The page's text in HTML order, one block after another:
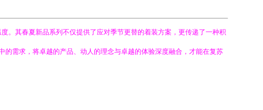
。其春夏新品系列不仅提供了应对季节更替的着装方案，更传递了一种积
需求，将卓越的产品、动人的理念与卓越的体验深度融合，才能在复苏